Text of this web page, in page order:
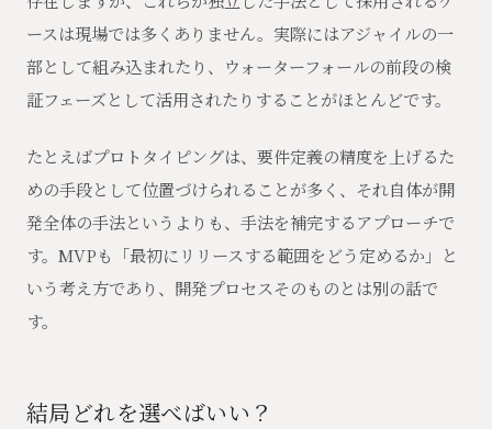
ースは現場では多くありません。実際にはアジャイルの一
部として組み込まれたり、ウォーターフォールの前段の検
証フェーズとして活用されたりすることがほとんどです。
たとえばプロトタイピングは、要件定義の精度を上げるた
めの手段として位置づけられることが多く、それ自体が開
発全体の手法というよりも、手法を補完するアプローチで
す。MVPも「最初にリリースする範囲をどう定めるか」と
いう考え方であり、開発プロセスそのものとは別の話で
す。
結局どれを選べばいい？